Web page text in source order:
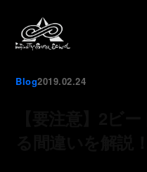
Blog2019.02.24